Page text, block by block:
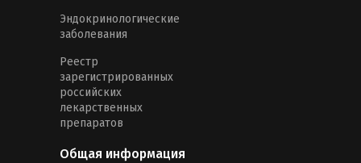
Эндокринологические
заболевания
Реестр
зарегистрированных
российских
лекарственных
препаратов
Общая информация